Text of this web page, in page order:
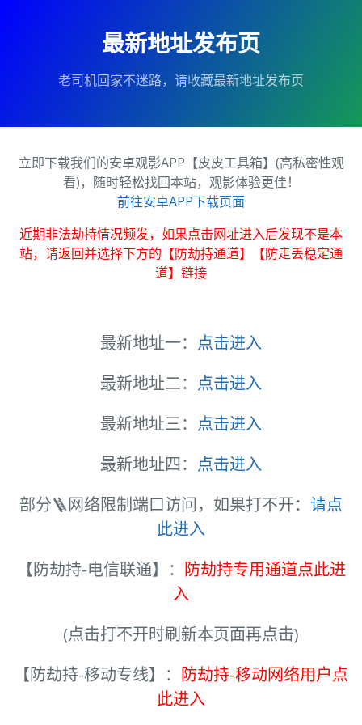
最新地址发布页
老司机回家不迷路，请收藏最新地址发布页
立即下载我们的安卓观影APP【皮皮工具箱】(高私密性观
看)，随时轻松找回本站，观影体验更佳！
前往安卓APP下载页面
近期非法劫持情况频发，如果点击网址进入后发现不是本
站，请返回并选择下方的【防劫持通道】【防走丢稳定通
道】链接
最新地址一： 点击进入
最新地址二： 点击进入
最新地址三： 点击进入
最新地址四： 点击进入
部分🪜网络限制端口访问，如果打不开： 请点
此进入
【防劫持-电信联通】： 防劫持专用通道点此进
入
(点击打不开时刷新本页面再点击)
【防劫持-移动专线】： 防劫持-移动网络用户点
此进入